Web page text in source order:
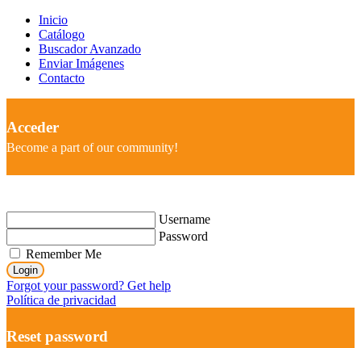
Inicio
Catálogo
Buscador Avanzado
Enviar Imágenes
Contacto
Acceder
Become a part of our community!
Username
Password
Remember Me
Login
Forgot your password? Get help
Política de privacidad
Reset password